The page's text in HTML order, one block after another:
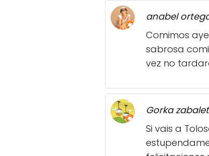
anabel
Comimos
sabrosa
vez no
Gorka
Si vais a